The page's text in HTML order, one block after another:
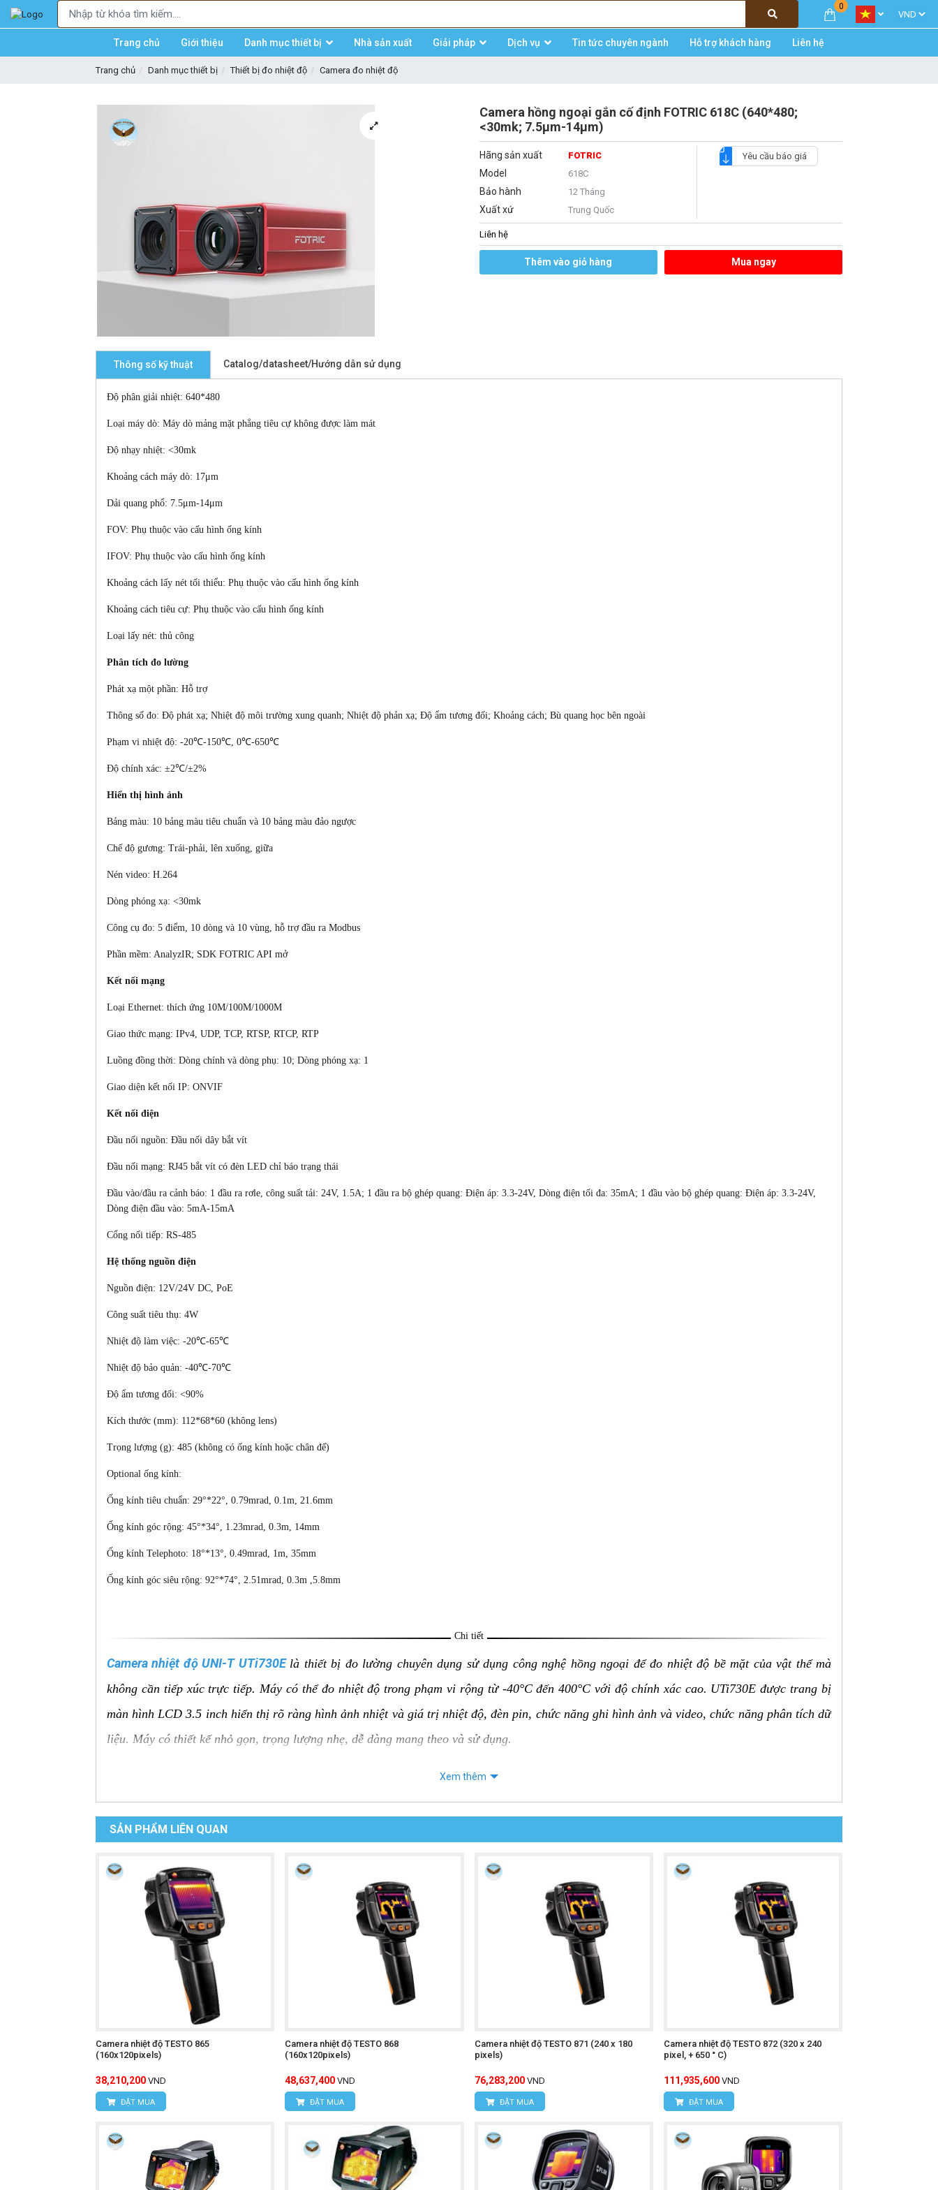
0
Trang chủ Giới thiệu Danh mục thiết bị Nhà sản xuất Giải pháp Dịch vụ Tin tức chuyên ngành Hỗ trợ khách hàng Liên hệ
Trang chủ Danh mục thiết bị Thiết bị đo nhiệt độ Camera đo nhiệt độ
Camera hồng ngoại gắn cố định FOTRIC 618C (640*480;
<30mk; 7.5μm-14μm)
Hãng sản xuất FOTRIC
Model 618C
Bảo hành 12 Tháng
Xuất xứ Trung Quốc
Yêu cầu báo giá
Liên hệ
Thêm vào giỏ hàng Mua ngay
Thông số kỹ thuật Catalog/datasheet/Hướng dẫn sử dụng
Độ phân giải nhiệt: 640*480
Loại máy dò: Máy dò mảng mặt phẳng tiêu cự không được làm mát
Độ nhạy nhiệt: <30mk
Khoảng cách máy dò: 17μm
Dải quang phổ: 7.5μm-14μm
FOV: Phụ thuộc vào cấu hình ống kính
IFOV: Phụ thuộc vào cấu hình ống kính
Khoảng cách lấy nét tối thiểu: Phụ thuộc vào cấu hình ống kính
Khoảng cách tiêu cự: Phụ thuộc vào cấu hình ống kính
Loại lấy nét: thủ công
Phân tích đo lường
Phát xạ một phần: Hỗ trợ
Thông số đo: Độ phát xạ; Nhiệt độ môi trường xung quanh; Nhiệt độ phản xạ; Độ ẩm tương đối; Khoảng cách; Bù quang học bên ngoài
Phạm vi nhiệt độ: -20℃-150℃, 0℃-650℃
Độ chính xác: ±2℃/±2%
Hiển thị hình ảnh
Bảng màu: 10 bảng màu tiêu chuẩn và 10 bảng màu đảo ngược
Chế độ gương: Trái-phải, lên xuống, giữa
Nén video: H.264
Dòng phóng xạ: <30mk
Công cụ đo: 5 điểm, 10 dòng và 10 vùng, hỗ trợ đầu ra Modbus
Phần mềm: AnalyzIR; SDK FOTRIC API mở
Kết nối mạng
Loại Ethernet: thích ứng 10M/100M/1000M
Giao thức mạng: IPv4, UDP, TCP, RTSP, RTCP, RTP
Luồng đồng thời: Dòng chính và dòng phụ: 10; Dòng phóng xạ: 1
Giao diện kết nối IP: ONVIF
Kết nối điện
Đầu nối nguồn: Đầu nối dây bắt vít
Đầu nối mạng: RJ45 bắt vít có đèn LED chỉ báo trạng thái
Đầu vào/đầu ra cảnh báo: 1 đầu ra rơle, công suất tải: 24V, 1.5A; 1 đầu ra bộ ghép quang: Điện áp: 3.3-24V, Dòng điện tối đa: 35mA; 1 đầu vào bộ ghép quang: Điện áp: 3.3-24V,
Dòng điện đầu vào: 5mA-15mA
Cổng nối tiếp: RS-485
Hệ thống nguồn điện
Nguồn điện: 12V/24V DC, PoE
Công suất tiêu thụ: 4W
Nhiệt độ làm việc: -20℃-65℃
Nhiệt độ bảo quản: -40℃-70℃
Độ ẩm tương đối: <90%
Kích thước (mm): 112*68*60 (không lens)
Trọng lượng (g): 485 (không có ống kính hoặc chân đế)
Optional ống kính:
Ống kính tiêu chuẩn: 29°*22°, 0.79mrad, 0.1m, 21.6mm
Ống kính góc rộng: 45°*34°, 1.23mrad, 0.3m, 14mm
Ống kính Telephoto: 18°*13°, 0.49mrad, 1m, 35mm
Ống kính góc siêu rộng: 92°*74°, 2.51mrad, 0.3m ,5.8mm
Chi tiết
Camera nhiệt độ UNI-T UTi730E là thiết bị đo lường chuyên dụng sử dụng công nghệ hồng ngoại để đo nhiệt độ bề mặt của vật thể mà
không cần tiếp xúc trực tiếp. Máy có thể đo nhiệt độ trong phạm vi rộng từ -40°C đến 400°C với độ chính xác cao. UTi730E được trang bị
màn hình LCD 3.5 inch hiển thị rõ ràng hình ảnh nhiệt và giá trị nhiệt độ, đèn pin, chức năng ghi hình ảnh và video, chức năng phân tích dữ
liệu. Máy có thiết kế nhỏ gọn, trọng lượng nhẹ, dễ dàng mang theo và sử dụng.
Đo nhiệt độ từ xa:Đo nhiệt độ bề mặt của vật thể mà không cần tiếp xúc trực tiếp, an toàn và tiện lợi.
Độ chính xác cao:Đo nhiệt độ với độ chính xác ±2°C hoặc ±2%, tùy theo giá trị lớn hơn.
Màn hình LCD rõ ràng:
Hiển thị rõ ràng hình ảnh nhiệt và giá trị nhiệt độ, giúp người sử dụng dễ dàng quan sát và phân tích dữ liệu.
Đèn pin:Giúp người sử dụng dễ dàng quan sát trong môi trường thiếu sáng.
Chức năng ghi hình ảnh và video:
Ghi lại hình ảnh và video nhiệt để lưu trữ hoặc chia sẻ.
Chức năng phân tích dữ liệu:
Phân tích dữ liệu nhiệt độ để xác định các điểm nóng hoặc lạnh trên bề mặt vật thể.
Thiết kế nhỏ gọn, trọng lượng nhẹ:
Thuận tiện cho việc di chuyển và sử dụng trong nhiều môi trường khác nhau.
Chức năng tự động tắt nguồn:
Tiết kiệm pin khi không sử dụng.
Giá thành hợp lý:
Bật nguồn máy:Nhấn nút nguồn để khởi động máy.
Chọn chế độ đo:Nhấn nút chức năng để chọn chế độ đo mong muốn (đo nhiệt độ, ghi hình ảnh, ghi video).
Xem thêm
SẢN PHẨM LIÊN QUAN
Camera nhiệt độ TESTO 865
(160x120pixels)
38,210,200 VND
ĐẶT MUA
Camera nhiệt độ TESTO 868
(160x120pixels)
48,637,400 VND
ĐẶT MUA
Camera nhiệt độ TESTO 871 (240 x 180
pixels)
76,283,200 VND
ĐẶT MUA
Camera nhiệt độ TESTO 872 (320 x 240
pixel, + 650 ° C)
111,935,600 VND
ĐẶT MUA